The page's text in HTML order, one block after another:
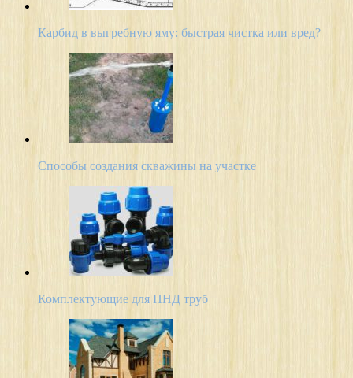
Карбид в выгребную яму: быстрая чистка или вред?
Способы создания скважины на участке
Комплектующие для ПНД труб